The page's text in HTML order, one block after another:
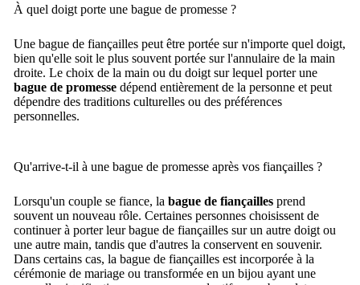
À quel doigt porte une bague de promesse ?
Une bague de fiançailles peut être portée surn'importe quel doigt,
bien qu'elle soit le plus souvent portée sur l'annulaire de la main
droite. Le choix de la main ou du doigt sur lequel porter une
bague de promesse dépend entièrement de la personne et peut
dépendre des traditions culturelles ou des préférences
personnelles.
Qu'arrive-t-il à une bague de promesse après vos fiançailles ?
Lorsqu'un couple se fiance, la bague de fiançailles prend
souvent un nouveau rôle. Certaines personnes choisissent de
continuer à porter leur bague de fiançailles sur un autre doigt ou
une autre main, tandis que d'autres la conservent en souvenir.
Dans certains cas, la bague de fiançailles est incorporée à la
cérémonie de mariage ou transformée en un bijou ayant une